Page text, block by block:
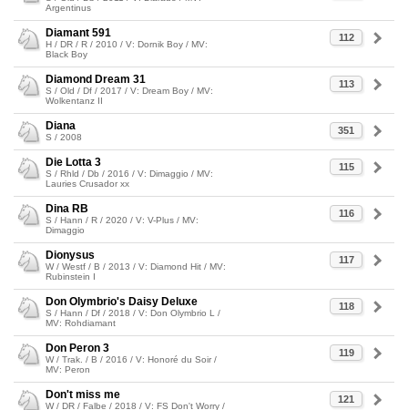
Argentinus
112
Diamant 591
H / DR / R / 2010 / V: Dornik Boy / MV:
Black Boy
113
Diamond Dream 31
S / Old / Df / 2017 / V: Dream Boy / MV:
Wolkentanz II
351
Diana
S / 2008
115
Die Lotta 3
S / Rhld / Db / 2016 / V: Dimaggio / MV:
Lauries Crusador xx
116
Dina RB
S / Hann / R / 2020 / V: V-Plus / MV:
Dimaggio
117
Dionysus
W / Westf / B / 2013 / V: Diamond Hit / MV:
Rubinstein I
118
Don Olymbrio's Daisy Deluxe
S / Hann / Df / 2018 / V: Don Olymbrio L /
MV: Rohdiamant
119
Don Peron 3
W / Trak. / B / 2016 / V: Honoré du Soir /
MV: Peron
121
Don't miss me
W / DR / Falbe / 2018 / V: FS Don't Worry /